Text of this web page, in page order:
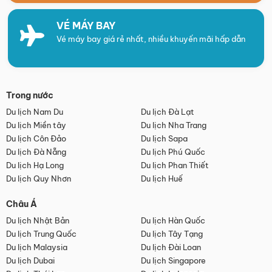
VÉ MÁY BAY
Vé máy bay giá rẻ nhất, nhiều khuyến mãi hấp dẫn
Trong nước
Du lịch Nam Du
Du lịch Đà Lạt
Du lịch Miền tây
Du lịch Nha Trang
Du lịch Côn Đảo
Du lịch Sapa
Du lịch Đà Nẵng
Du lịch Phú Quốc
Du lịch Hạ Long
Du lịch Phan Thiết
Du lịch Quy Nhơn
Du lịch Huế
Châu Á
Du lịch Nhật Bản
Du lịch Hàn Quốc
Du lịch Trung Quốc
Du lịch Tây Tạng
Du lịch Malaysia
Du lịch Đài Loan
Du lịch Dubai
Du lịch Singapore